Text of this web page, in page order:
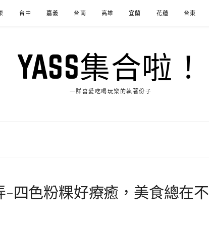
台中 嘉義 台南 高雄 宜蘭 花蓮 台東
YASS集合啦！
一群喜愛吃喝玩樂的執著份子
四色粉粿好療癒，美食總在不